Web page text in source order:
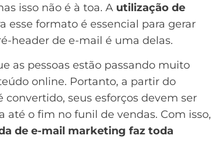
isso não é à toa. A utilização de
esse formato é essencial para gerar
header de e-mail é uma delas.
as pessoas estão passando muito
online. Portanto, a partir do
seus esforços devem ser
até o fim no funil de vendas. Com isso,
de e-mail marketing faz toda